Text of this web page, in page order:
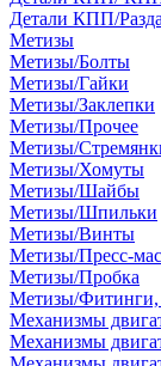
Детали КПП/
Метизы
Метизы/Болты
Метизы/Гайки
Метизы/Заклепки
Метизы/Прочее
Метизы/
Метизы/Хомуты
Метизы/Шайбы
Метизы/Шпильки
Метизы/Винты
Метизы/Пресс-
Метизы/Пробка
Метизы/Фитинги,
Механизмы
Механизмы